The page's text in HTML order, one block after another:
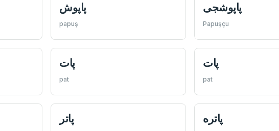
پاپوش
papuş
پاپوشجی
Papuşçu
پات
pat
پات
pat
پاتر پاتره